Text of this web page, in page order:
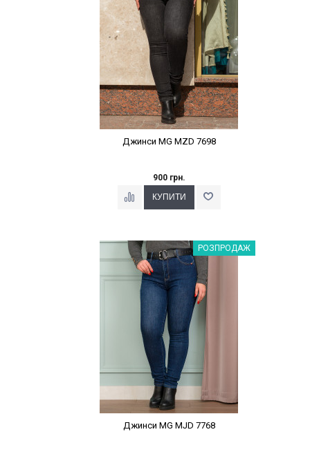
Джинси MG MZD 7698
900 грн.
Наклейки Варіант з %РОЗПРОДАЖ
Джинси MG MJD 7768